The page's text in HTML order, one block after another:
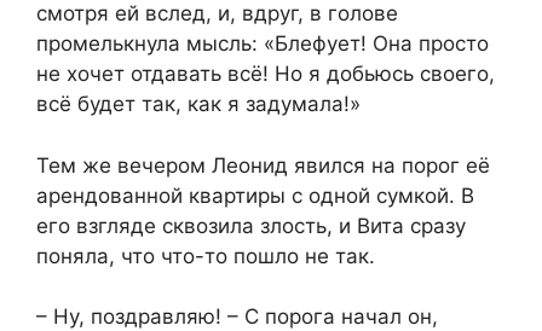
смотря ей вслед, и, вдруг, в голове
промелькнула мысль: «Блефует! Она просто
не хочет отдавать всё! Но я добьюсь своего,
всё будет так, как я задумала!»
Тем же вечером Леонид явился на порог её
арендованной квартиры с одной сумкой. В
его взгляде сквозила злость, и Вита сразу
поняла, что что-то пошло не так.
– Ну, поздравляю! – С порога начал он,